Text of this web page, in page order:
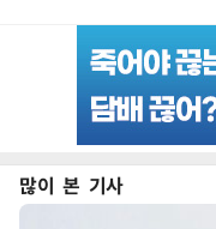
많이 본 기사